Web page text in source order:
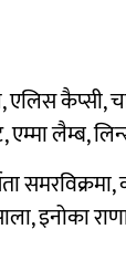
कैप्सी,
लैम्ब,
समरविक्रमा,
इनोका